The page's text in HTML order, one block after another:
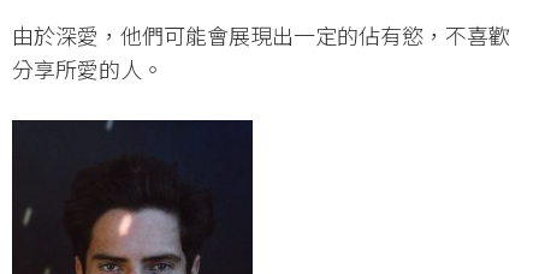
由於深愛，他們可能會展現出一定的佔有慾，不喜歡
分享所愛的人。